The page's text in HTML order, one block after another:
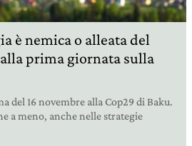
è nemica o alleata del
alla prima giornata sulla
del 16 novembre alla Cop29 di Baku.
a meno, anche nelle strategie